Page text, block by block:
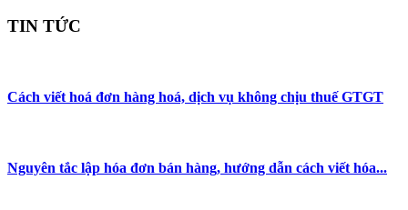
TIN TỨC
Cách viết hoá đơn hàng hoá, dịch vụ không chịu thuế GTGT
Nguyên tắc lập hóa đơn bán hàng, hướng dẫn cách viết hóa...